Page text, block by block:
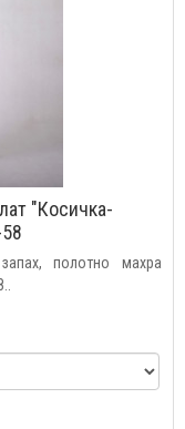
"Косичка-
полотно махра